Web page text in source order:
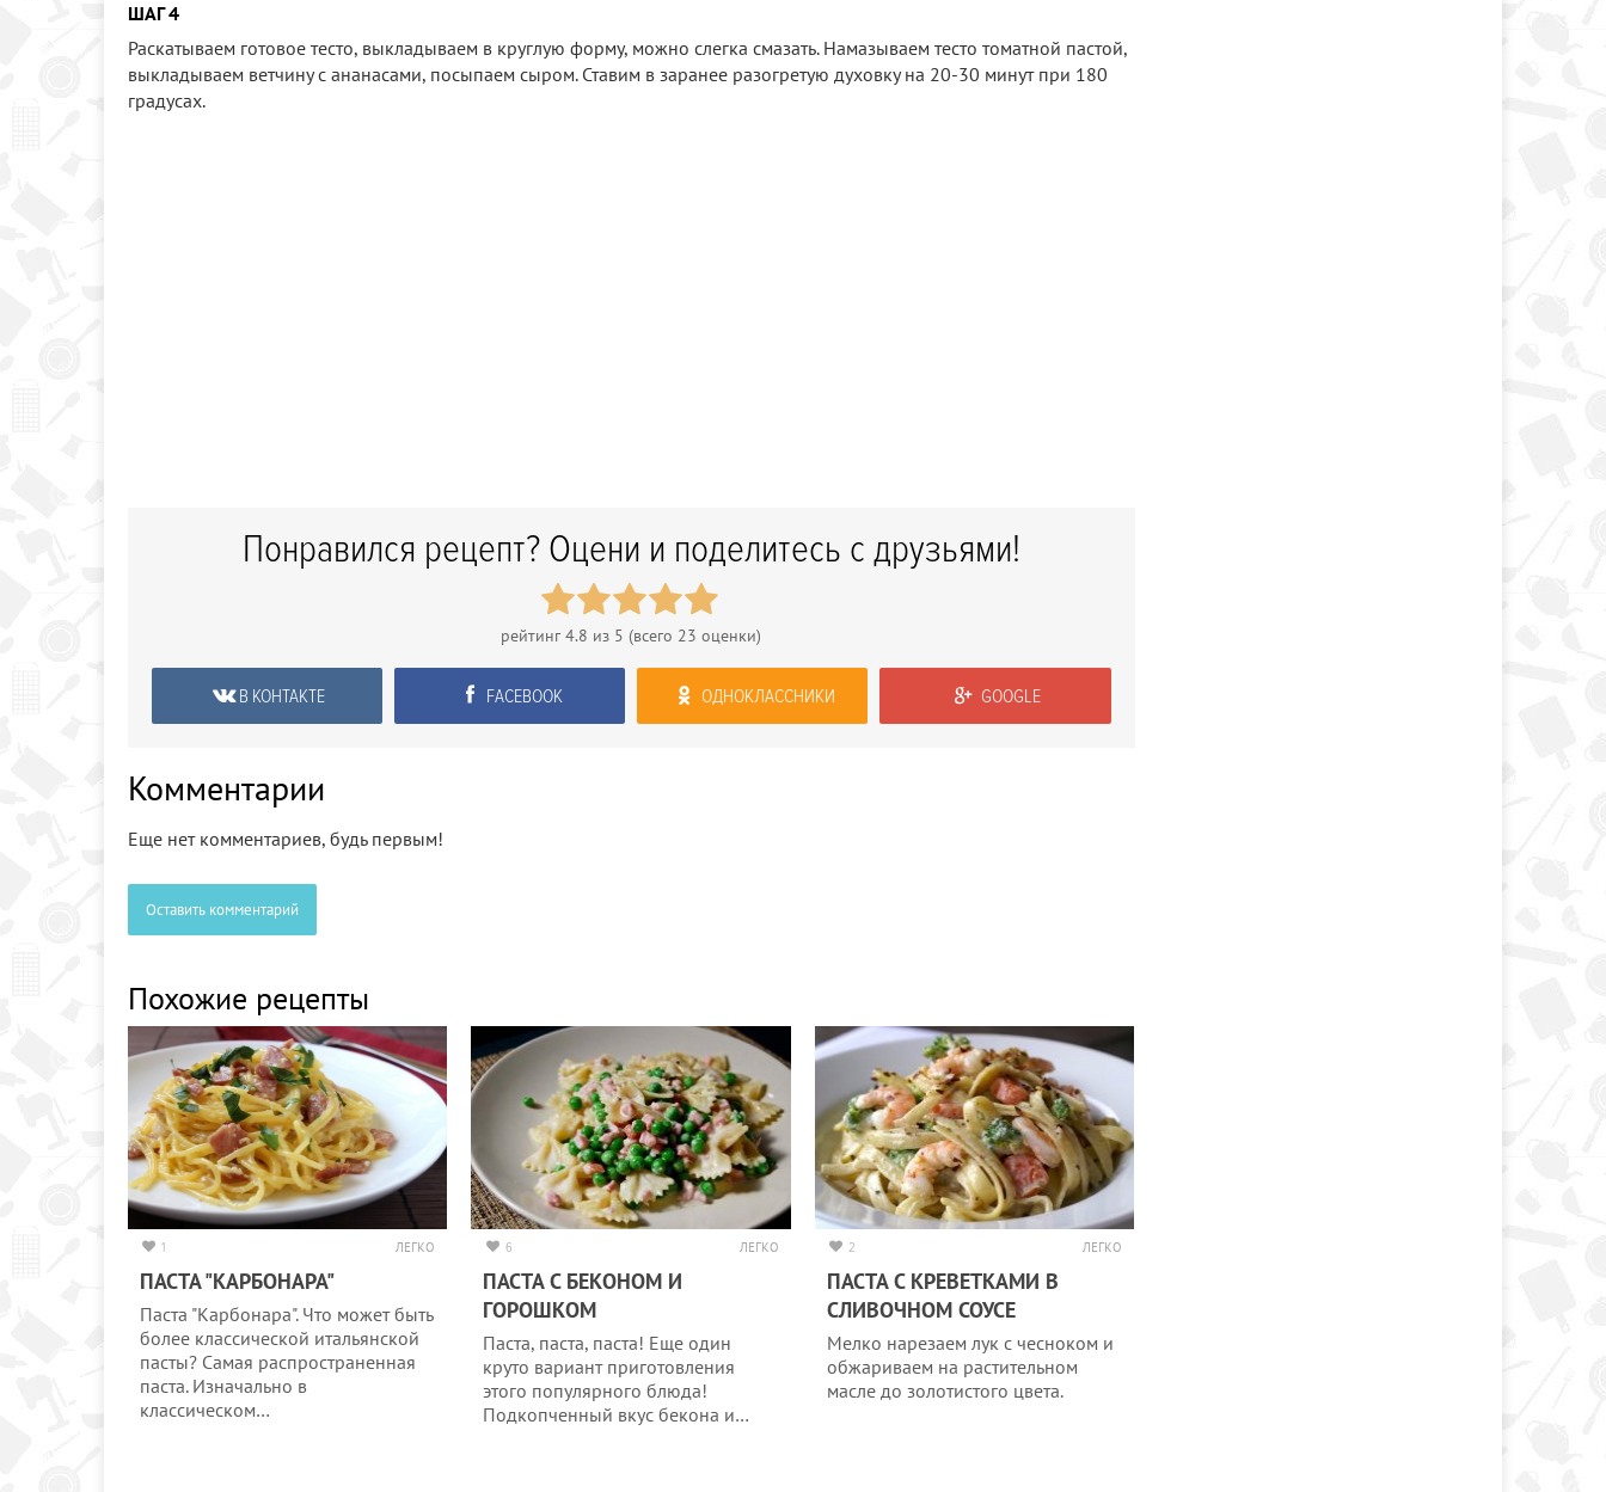
ШАГ 4
Раскатываем готовое тесто, выкладываем в круглую форму, можно слегка смазать. Намазываем тесто томатной пастой,
выкладываем ветчину с ананасами, посыпаем сыром. Ставим в заранее разогретую духовку на 20-30 минут при 180
градусах.
Понравился рецепт? Оцени и поделитесь с друзьями!
рейтинг4.8 из 5 (всего 23 оценки)
В КОНТАКТЕ FACEBOOK ОДНОКЛАССНИКИ GOOGLE
Комментарии
Еще нет комментариев, будь первым!
Оставить комментарий
Похожие рецепты
1 ЛЕГКО
ПАСТА "КАРБОНАРА"
Паста "Карбонара". Что может быть
более классической итальянской
пасты? Самая распространенная
паста. Изначально в
классическом…
6 ЛЕГКО
ПАСТА С БЕКОНОМ И
ГОРОШКОМ
Паста, паста, паста! Еще один
круто вариант приготовления
этого популярного блюда!
Подкопченный вкус бекона и…
2 ЛЕГКО
ПАСТА С КРЕВЕТКАМИ В
СЛИВОЧНОМ СОУСЕ
Мелко нарезаем лук с чесноком и
обжариваем на растительном
масле до золотистого цвета.